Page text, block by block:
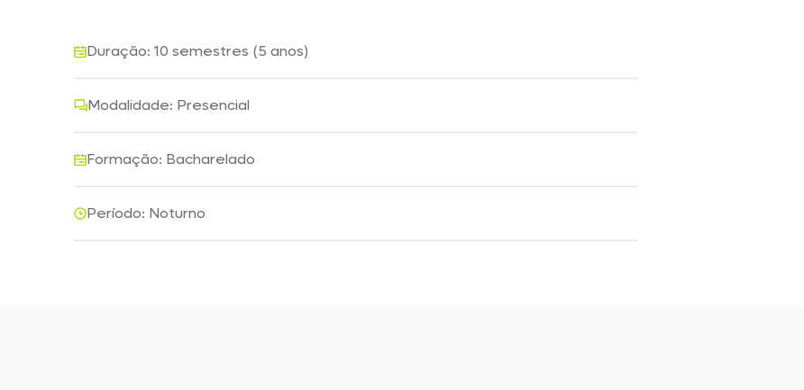
Duração: 10 semestres (5 anos)
Modalidade: Presencial
Formação: Bacharelado
Período: Noturno